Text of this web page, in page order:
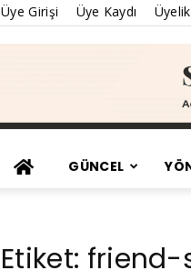
Üye Girişi Üye Kaydı
GÜNCEL
Etiket: